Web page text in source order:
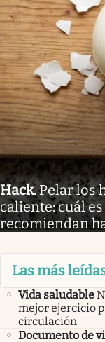
Hack.Pelar los
caliente: cuál
recomiendan
Las más
Vida saludable
mejor ejercicio
circulación
Documento de